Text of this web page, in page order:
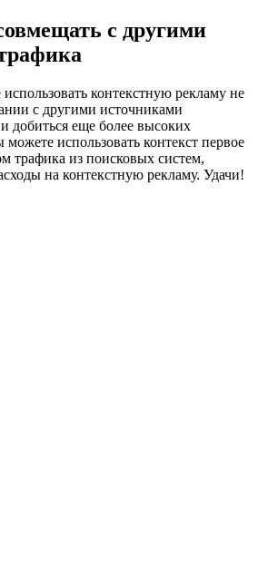
с другими
контекстную рекламу не
с другими источниками
добиться еще более высоких
использовать контекст первое
трафика из поисковых систем,
на контекстную рекламу. Удачи!